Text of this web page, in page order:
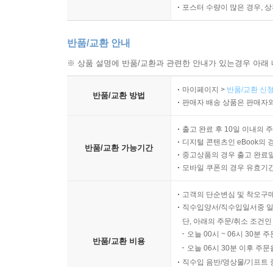
포스터 수량이 많은 경우,
반품/교환 안내
※ 상품 설명에 반품/교환과 관련한 안내가 있는경우 아
반품/교환 방법
마이페이지 > 반품/교환 신
판매자 배송 상품은 판매자
반품/교환 가능기간
출고 완료 후 10일 이내의
디지털 콘텐츠인 eBook의
중고상품의 경우 출고 완료
모바일 쿠폰의 경우 유효기
반품/교환 비용
고객의 단순변심 및 착오구
직수입양서/직수입일서중
단, 아래의 주문/취소 조건
오늘 00시 ~ 06시 30분
오늘 06시 30분 이후 주
직수입 음반/영상물/기프트